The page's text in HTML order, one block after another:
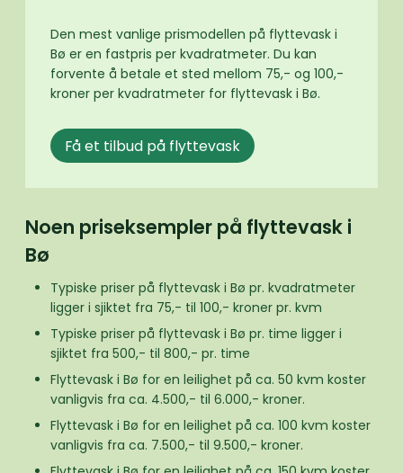
Den mest vanlige prismodellen på flyttevask i
Bø er en fastpris per kvadratmeter. Du kan
forvente å betale et sted mellom 75,- og 100,-
kroner per kvadratmeter for flyttevask i Bø.
Få et tilbud på flyttevask
Noen priseksempler på flyttevask i
Bø
Typiske priser på flyttevask i Bø pr. kvadratmeter
ligger i sjiktet fra 75,- til 100,- kroner pr. kvm
Typiske priser på flyttevask i Bø pr. time ligger i
sjiktet fra 500,- til 800,- pr. time
Flyttevask i Bø for en leilighet på ca. 50 kvm koster
vanligvis fra ca. 4.500,- til 6.000,- kroner.
Flyttevask i Bø for en leilighet på ca. 100 kvm koster
vanligvis fra ca. 7.500,- til 9.500,- kroner.